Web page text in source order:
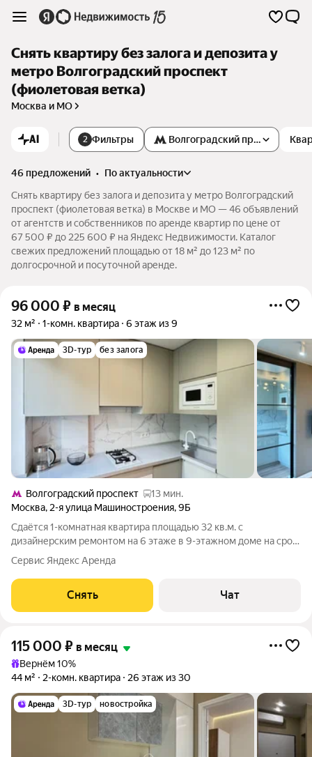
Снять квартиру без залога и депозита у
метро Волгоградский проспект
(фиолетовая ветка)
Москва и МО
AI 2 Фильтры Волгоградский проспект
46 предложений •
по актуальности
Снять квартиру без залога и депозита у метро Волгоградский
проспект (фиолетовая ветка) в Москве и МО — 46 объявлений
от агентств и собственников по аренде квартир по цене от
67 500 ₽ до 225 600 ₽ на Яндекс Недвижимости. Каталог
свежих предложений площадью от 18 м² до 123 м² по
долгосрочной и посуточной аренде.
96 000 ₽ в месяц
32 м² 1-комн. квартира 6 этаж из 9
3D-тур без залога
Волгоградский проспект
13 мин.
Москва, 2-я улица Машиностроения,9Б
Сдаётся 1-комнатная квартира площадью 32 кв.м. с
дизайнерским ремонтом на 6 этаже в 9-этажном доме на срок
от 11 месяцев. Из техники есть: Телевизор Духовой шкаф
Стиральная машина Холодильник Посудомоечная машина
Кондиционер Микроволновка Дом
Сервис Яндекс Аренда
Снять Чат
115 000 ₽ в месяц
Вернём 10%
44 м²
2-комн. квартира 26 этаж из 30
3D-тур новостройка